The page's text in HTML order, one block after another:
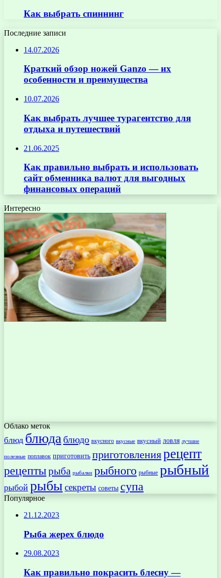
Как выбрать спиннинг
Последние записи
14.07.2026
Краткий обзор ножей Ganzo — их
особенности и преимущества
10.07.2026
Как выбрать лучшее турагентство для
отдыха и путешествий
21.06.2025
Как правильно выбрать и использовать
сайт обменника валют для выгодных
финансовых операций
Интересно
Облако меток
блюд блюда блюдо вкусного вкусные вкусный ловля лучшие
полезные поплавок приготовить приготовлениярецепт
рецептырыба рыбалки рыбного рыбные рыбный
рыбой рыбысекреты советы супа
Популярное
21.12.2023
Рыба жерех блюдо
29.08.2023
Как правильно покрасить блесну —